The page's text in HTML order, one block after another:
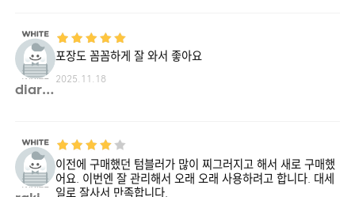
diary**
포장도 꼼꼼하게 잘 와서 좋아요
2025.11.18
이전에 구매했던 텀블러가 많이 찌그러지고 해서 새로 구매했
어요. 이번엔 잘 관리해서 오래 오래 사용하려고 합니다. 대세
일로 잘사서 만족합니다.